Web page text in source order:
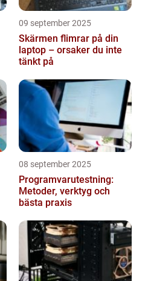
09 september 2025
Skärmen flimrar på din
laptop – orsaker du inte
tänkt på
08 september 2025
Programvarutestning:
Metoder, verktyg och
bästa praxis